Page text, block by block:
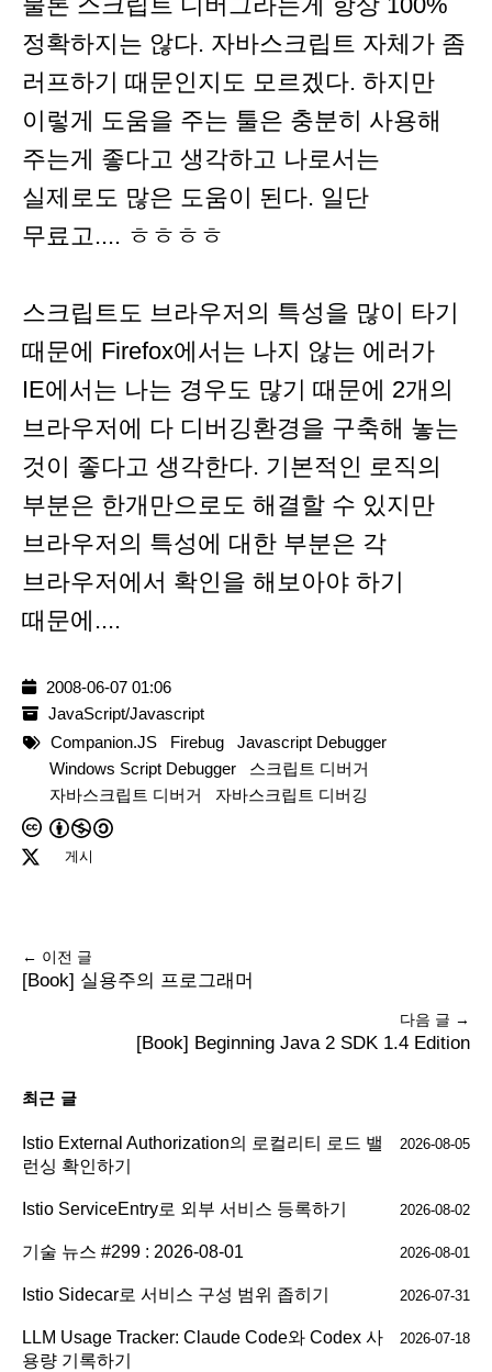
정확하지는 않다. 자바스크립트 자체가 좀
러프하기 때문인지도 모르겠다. 하지만
이렇게 도움을 주는 툴은 충분히 사용해
주는게 좋다고 생각하고 나로서는
실제로도 많은 도움이 된다. 일단
무료고.... ㅎㅎㅎㅎ
스크립트도 브라우저의 특성을 많이 타기
때문에 Firefox에서는 나지 않는 에러가
IE에서는 나는 경우도 많기 때문에 2개의
브라우저에 다 디버깅환경을 구축해 놓는
것이 좋다고 생각한다. 기본적인 로직의
부분은 한개만으로도 해결할 수 있지만
브라우저의 특성에 대한 부분은 각
브라우저에서 확인을 해보아야 하기
때문에....
2008-06-07 01:06
JavaScript/Javascript
Companion.JS
Firebug
Javascript Debugger
Windows Script Debugger
스크립트 디버거
자바스크립트 디버거
자바스크립트 디버깅
게시
← 이전 글
[Book] 실용주의 프로그래머
다음 글 →
[Book] Beginning Java 2 SDK 1.4 Edition
최근 글
Istio External Authorization의 로컬리티 로드 밸
런싱 확인하기
2026-08-05
Istio ServiceEntry로 외부 서비스 등록하기 2026-08-02
기술 뉴스 #299 : 2026-08-01 2026-08-01
Istio Sidecar로 서비스 구성 범위 좁히기 2026-07-31
LLM Usage Tracker: Claude Code와 Codex 사
용량 기록하기
2026-07-18